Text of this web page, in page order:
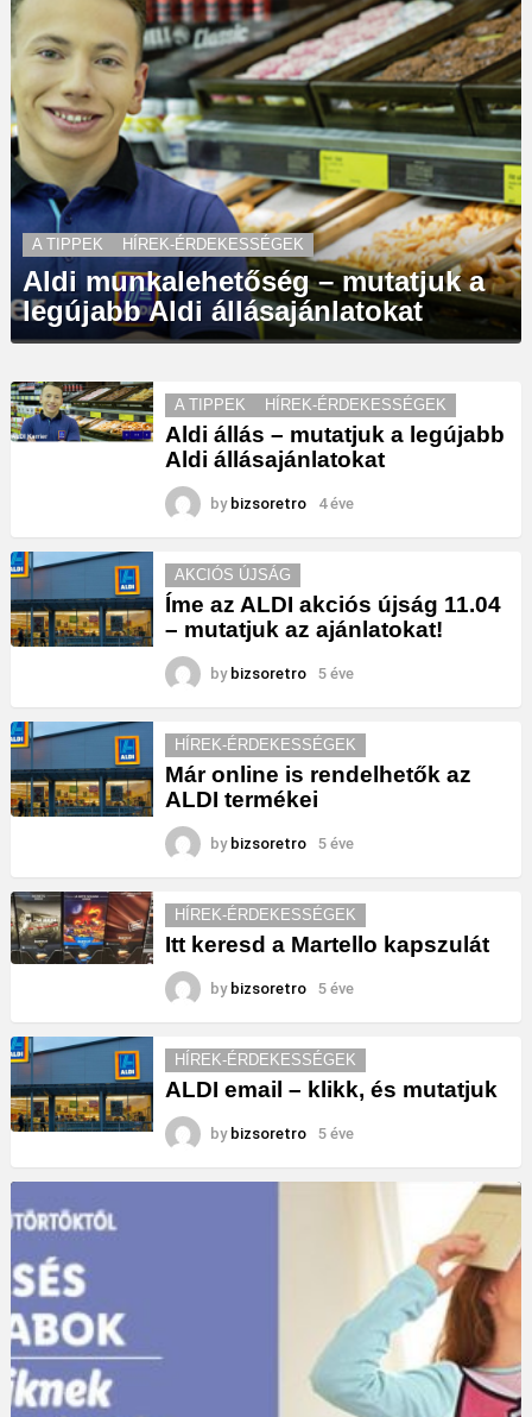
A TIPPEK HÍREK-ÉRDEKESSÉGEK
Aldi munkalehetőség – mutatjuk a
legújabb Aldi állásajánlatokat
A TIPPEK HÍREK-ÉRDEKESSÉGEK
Aldi állás – mutatjuk a legújabb
Aldi állásajánlatokat
by bizsoretro 4 éve
AKCIÓS ÚJSÁG
Íme az ALDI akciós újság 11.04
– mutatjuk az ajánlatokat!
by bizsoretro 5 éve
HÍREK-ÉRDEKESSÉGEK
Már online is rendelhetők az
ALDI termékei
by bizsoretro 5 éve
HÍREK-ÉRDEKESSÉGEK
Itt keresd a Martello kapszulát
by bizsoretro 5 éve
HÍREK-ÉRDEKESSÉGEK
ALDI email – klikk, és mutatjuk
by bizsoretro 5 éve